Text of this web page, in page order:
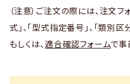
（注意）ご注文の際には、注文フ
式」、「型式指定番号」、「類別
もしくは、 適合確認フォームで事